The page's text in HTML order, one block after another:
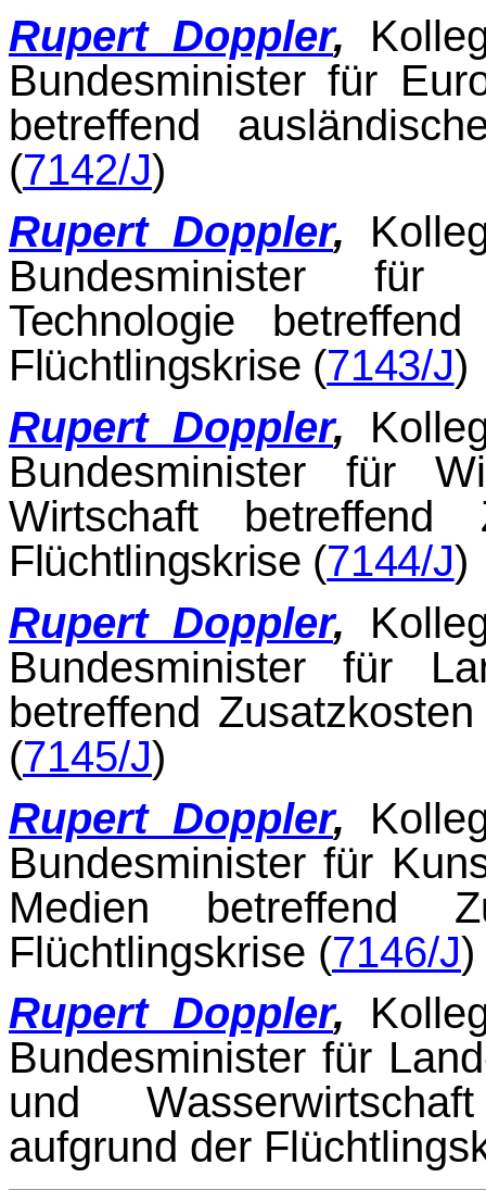
Rupert Doppler,
Bundesminister für
betreffend
(7142/J)
Rupert Doppler,
Bundesminister
Technologie
Flüchtlingskrise (7143/J)
Rupert Doppler,
Bundesminister für
Wirtschaft betreffend
Flüchtlingskrise (7144/J)
Rupert Doppler,
Bundesminister für
betreffend
(7145/J)
Rupert Doppler,
Bundesminister für
Medien betreffend
Flüchtlingskrise (7146/J)
Rupert Doppler,
Bundesminister für
und
aufgrund der